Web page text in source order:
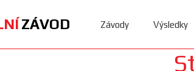
ZÁVOD Závody Výsledky